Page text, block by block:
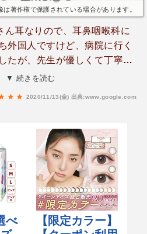
は著作権で保護されている場合があります。
ん耳なりので、耳鼻咽喉科に
外国人ですけど、病院に行く
たが、先生が優しくて丁寧に
。不安な気持ち全然なかった
のおかけて、安心しました。
。後悔です。今日 本当にあ
。日本語が下手です。申し訳
▼ 続きを読む
2020/11/13(金) 出典:www.google.com